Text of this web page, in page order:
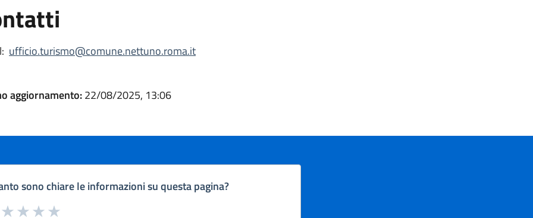
ufficio.turismo@comune.nettuno.roma.it
aggiornamento:22/08/2025, 13:06
sono chiare le informazioni su questa pagina?
da 1 a 5 stelle la pagina